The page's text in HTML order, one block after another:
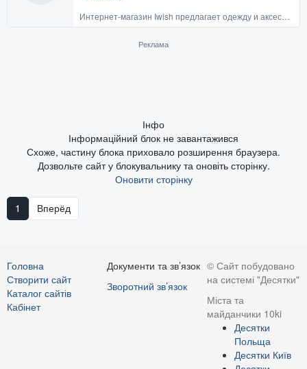
Реклама
Інфо
Інформаційний блок не завантажився
Схоже, частину блока приховало розширення браузера.
Дозвольте сайт у блокувальнику та оновіть сторінку.
Оновити сторінку
1 Вперёд
Головна
Створити сайт
Каталог сайтів
Кабінет
Документи та зв’язок
Зворотний зв’язок
© Сайт побудовано
на системі "Десятки"
Міста та
майданчики 10ki
Десятки
Польща
Десятки Київ